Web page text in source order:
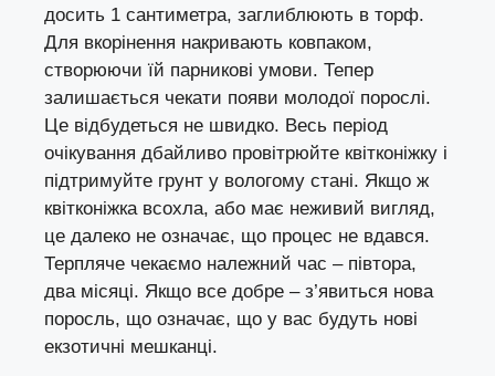
досить 1 сантиметра, заглиблюють в торф.
Для вкорінення накривають ковпаком,
створюючи їй парникові умови. Тепер
залишається чекати появи молодої порослі.
Це відбудеться не швидко. Весь період
очікування дбайливо провітрюйте квітконіжку і
підтримуйте грунт у вологому стані. Якщо ж
квітконіжка всохла, або має неживий вигляд,
це далеко не означає, що процес не вдався.
Терпляче чекаємо належний час – півтора,
два місяці. Якщо все добре – з’явиться нова
поросль, що означає, що у вас будуть нові
екзотичні мешканці.